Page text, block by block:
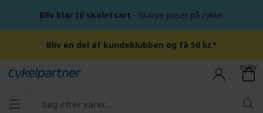
Bliv klar til skoletsart - Skarpe priser på cykler
Bliv en del af kundeklubben og få 50 kr.*
KURV